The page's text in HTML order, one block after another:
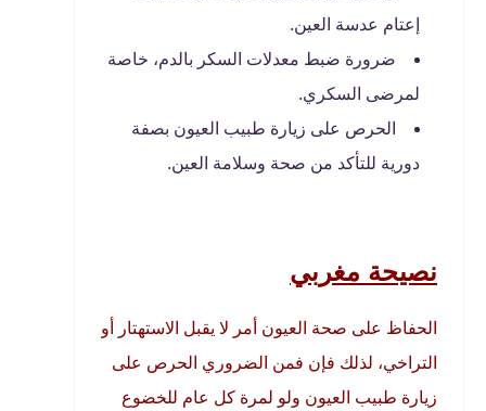
إعتام عدسة العين.
ضرورة ضبط معدلات السكر بالدم، خاصة
لمرضى السكري.
الحرص على زيارة طبيب العيون بصفة
دورية للتأكد من صحة وسلامة العين.
نصيحة مغربي
الحفاظ على صحة العيون أمر لا يقبل الاستهتار أو
التراخي، لذلك فإن فمن الضروري الحرص على
زيارة طبيب العيون ولو لمرة كل عام للخضوع